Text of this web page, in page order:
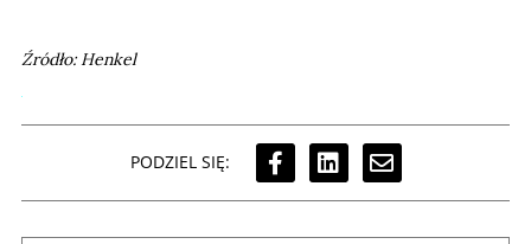
Źródło: Henkel
PODZIEL SIĘ: